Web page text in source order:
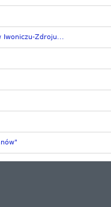
Iwoniczu-Zdroju...